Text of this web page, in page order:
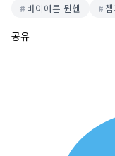
바이에른 뮌헨
공유